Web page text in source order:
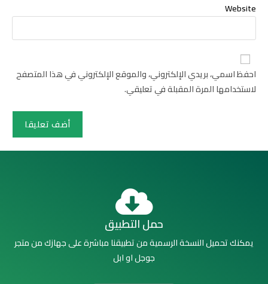
Website
احفظ اسمي، بريدي الإلكتروني، والموقع الإلكتروني في هذا المتصفح
لاستخدامها المرة المقبلة في تعليقي.
حمل التطبيق
يمكنك تحميل النسخة الرسمية من تطبيقنا مباشرة على جهازك من متجر
جوجل او ابل